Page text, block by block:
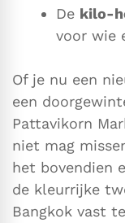
De kilo-
voor wie
Of je nu een
een
Pattavikorn
niet mag
het bovendien
de kleurrijke
Bangkok vast